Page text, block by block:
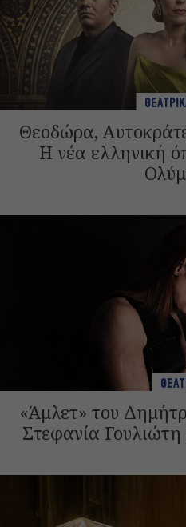
Θεοδώρα,
Η νέα ελληνική
«Άμλετ» του
Στεφανία